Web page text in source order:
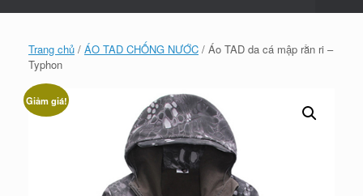
Trang chủ / ÁO TAD CHỐNG NƯỚC / Áo TAD da cá mập rằn ri –
Typhon
Giảm giá!